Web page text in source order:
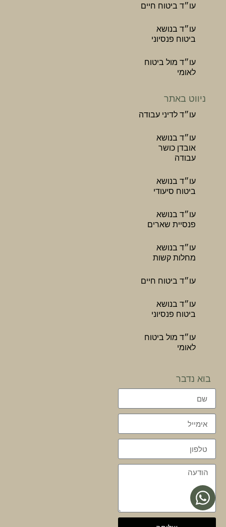
עו״ד ביטוח חיים
עו״ד בנושא
ביטוח פנסיוני
עו״ד מול ביטוח
לאומי
ניווט באתר
עו״ד לדיני עבודה
עו״ד בנושא
אובדן כושר
עבודה
עו״ד בנושא
ביטוח סיעודי
עו״ד בנושא
פנסיית שארים
עו״ד בנושא
מחלות קשות
עו״ד ביטוח חיים
עו״ד בנושא
ביטוח פנסיוני
עו״ד מול ביטוח
לאומי
בוא נדבר